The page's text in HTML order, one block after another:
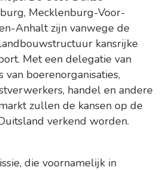
Mecklenburg-Voor-
Anhalt zijn vanwege de
kansrijke
Met een delegatie van
boerenorganisaties,
handel en andere
zullen de kansen op de
verkend worden.
die voornamelijk in